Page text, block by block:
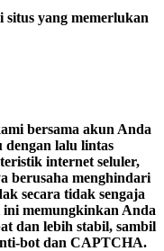
yang memerlukan
bersama akun Anda
dengan lalu lintas
internet seluler,
berusaha menghindari
secara tidak sengaja
ini memungkinkan Anda
dan lebih stabil, sambil
bot dan CAPTCHA.